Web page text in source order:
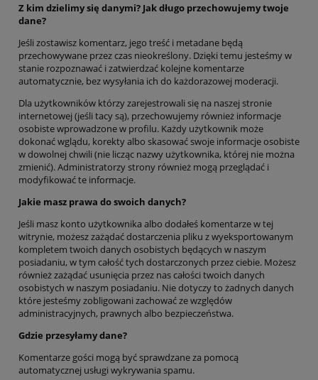
Z kim dzielimy się danymi? Jak długo przechowujemy twoje
dane?
Jeśli zostawisz komentarz, jego treść i metadane będą
przechowywane przez czas nieokreślony. Dzięki temu jesteśmy w
stanie rozpoznawać i zatwierdzać kolejne komentarze
automatycznie, bez wysyłania ich do każdorazowej moderacji.
Dla użytkowników którzy zarejestrowali się na naszej stronie
internetowej (jeśli tacy są), przechowujemy również informacje
osobiste wprowadzone w profilu. Każdy użytkownik może
dokonać wglądu, korekty albo skasować swoje informacje osobiste
w dowolnej chwili (nie licząc nazwy użytkownika, której nie można
zmienić). Administratorzy strony również mogą przeglądać i
modyfikować te informacje.
Jakie masz prawa do swoich danych?
Jeśli masz konto użytkownika albo dodałeś komentarze w tej
witrynie, możesz zażądać dostarczenia pliku z wyeksportowanym
kompletem twoich danych osobistych będących w naszym
posiadaniu, w tym całość tych dostarczonych przez ciebie. Możesz
również zażądać usunięcia przez nas całości twoich danych
osobistych w naszym posiadaniu. Nie dotyczy to żadnych danych
które jesteśmy zobligowani zachować ze względów
administracyjnych, prawnych albo bezpieczeństwa.
Gdzie przesyłamy dane?
Komentarze gości mogą być sprawdzane za pomocą
automatycznej usługi wykrywania spamu.